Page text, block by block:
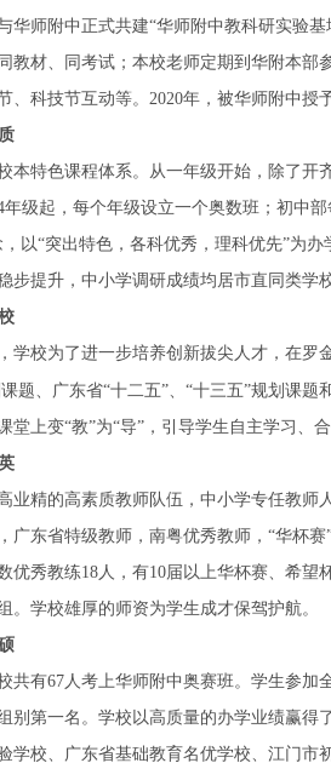
华师附中正式共建“华师附中教科研实验基
教材、同考试；本校老师定期到华附本部
、科技节互动等。2020年，被华师附中
本特色课程体系。从一年级开始，除了
年级起，每个年级设立一个奥数班；初中
以“突出特色，各科优秀，理科优先”为
步提升，中小学调研成绩均居市直同类学
学校为了进一步培养创新拔尖人才，在罗
题、广东省“十二五”、 “十三五”规划课题
堂上变“教”为“导”，引导学生自主学习、
业精的高素质教师队伍，中小学专任教师
广东省特级教师，南粤优秀教师， “华杯
优秀教练18人，有10届以上华杯赛、希
。学校雄厚的师资为学生成才保驾护航。
共有67人考上华师附中奥赛班。学生参
别第一名。学校以高质量的办学业绩赢
学校、广东省基础教育名优学校、江门市